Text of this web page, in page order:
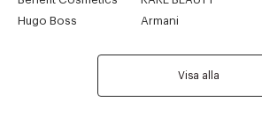
Hugo Boss
Armani
Visa alla